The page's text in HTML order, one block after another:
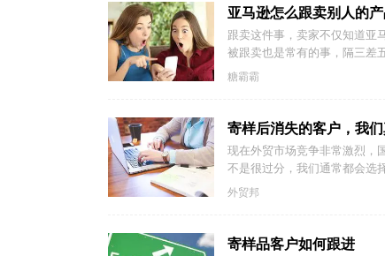
亚马逊怎么跟卖别人的
跟卖这件事，卖家不仅知道亚
被跟卖也是常有的事，隔三差
糖霸霸
寄样后消失的客户，我
现在外贸市场竞争非常激烈，
不是很过分，我们通常都会选
外贸邦
寄样品客户如何跟进